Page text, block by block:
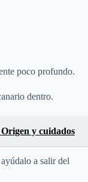
poco profundo.
dentro.
y cuidados
a salir del